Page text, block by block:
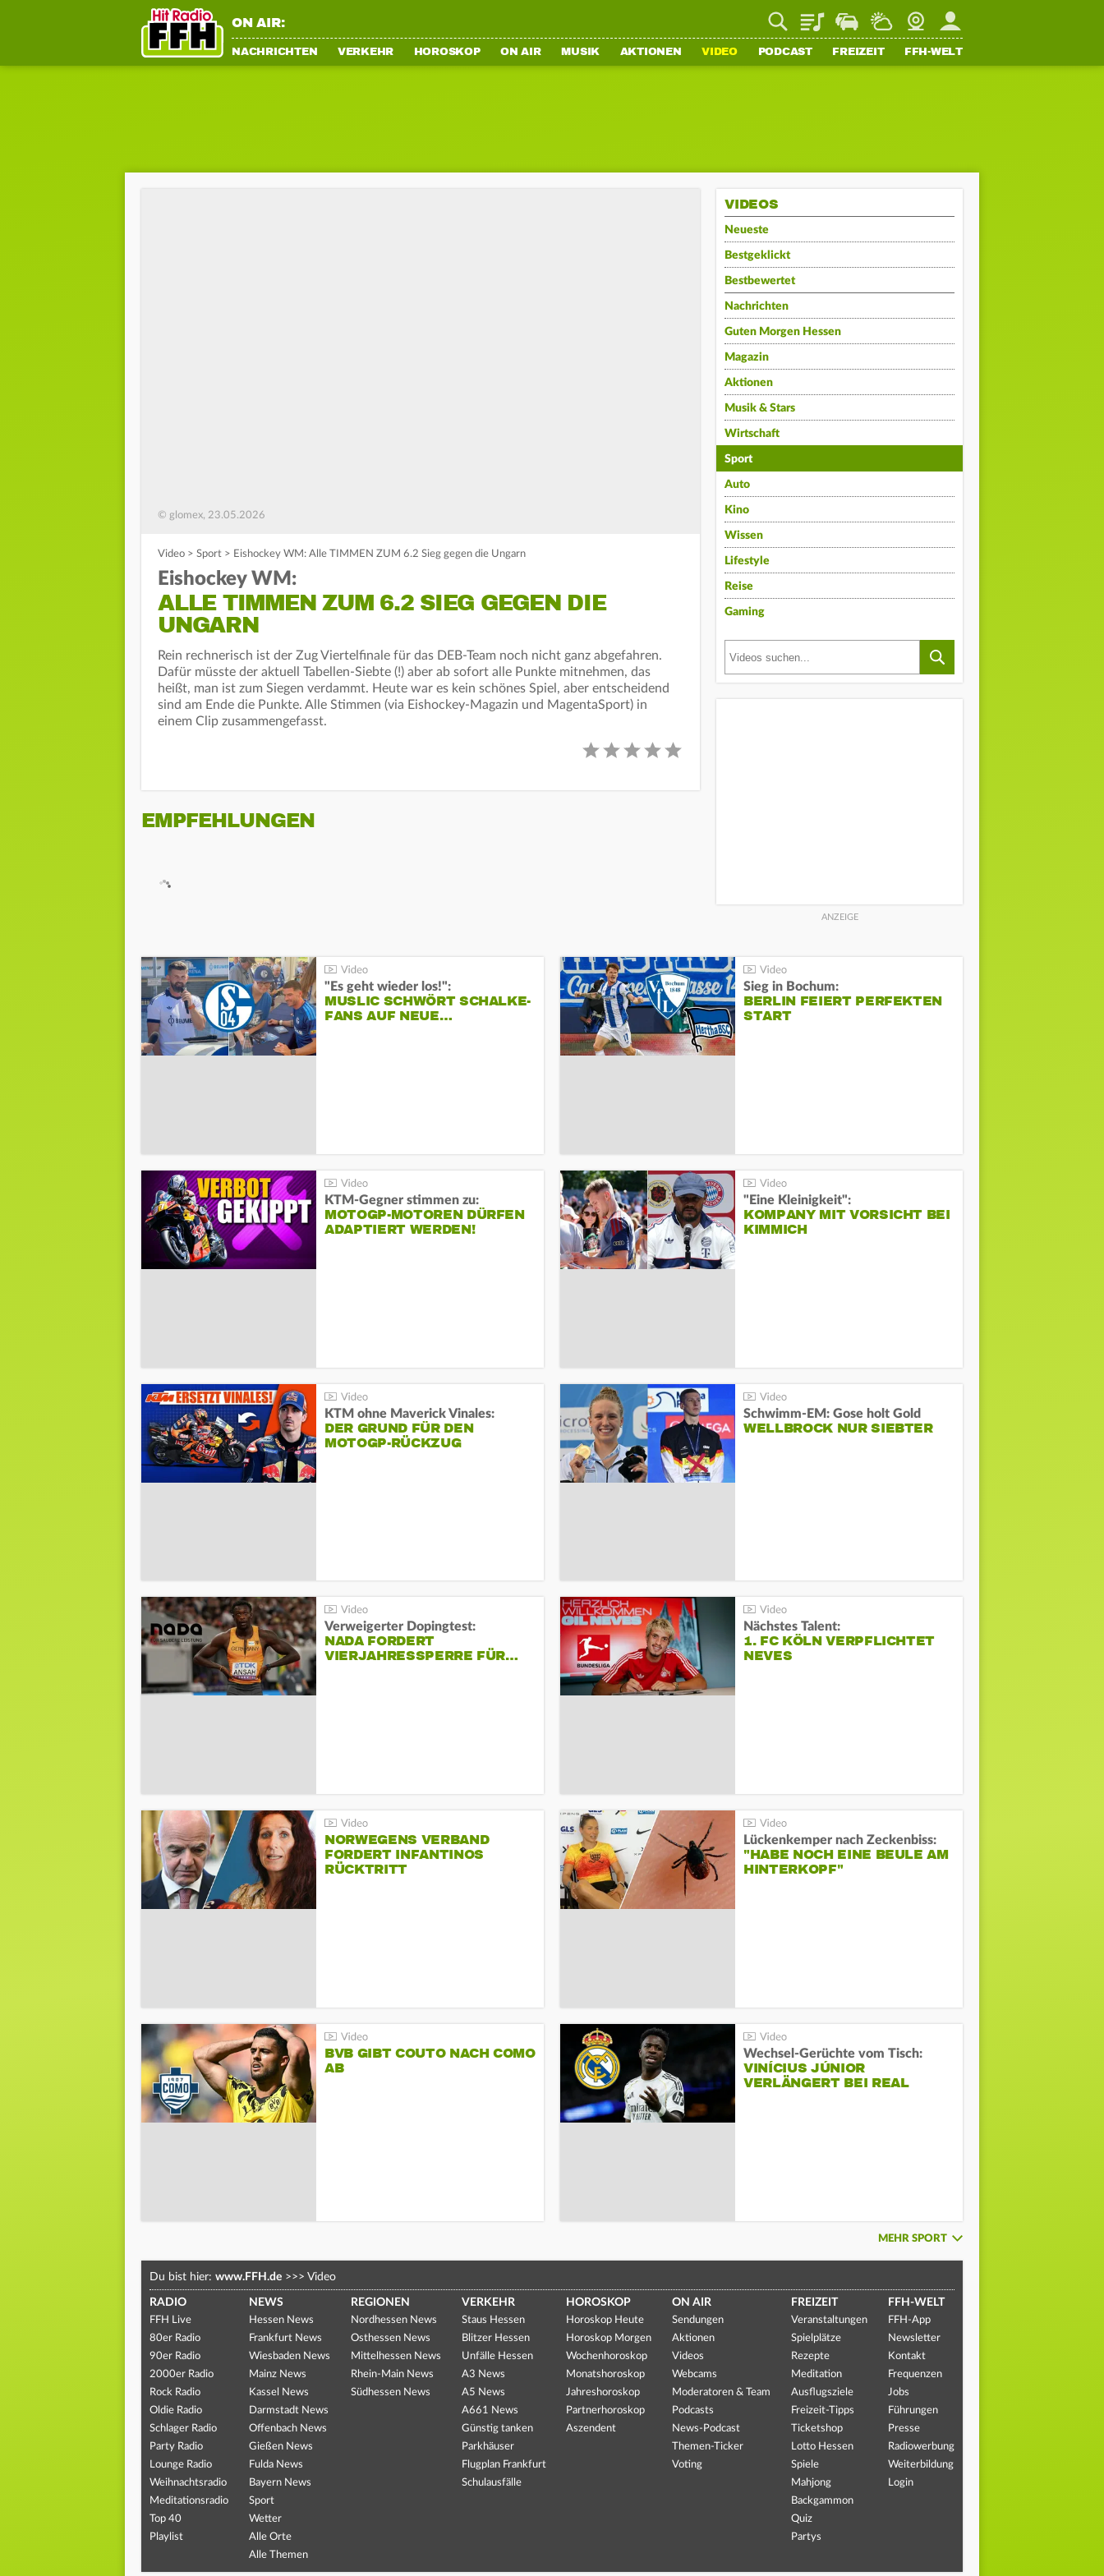
ON AIR: PlaylistStaupilotWetterWebcamMein FFH
NACHRICHTEN VERKEHR HOROSKOP ON AIR MUSIK AKTIONEN VIDEO PODCAST FREIZEIT FFH-WELT
© glomex, 23.05.2026
Video > Sport > Eishockey WM: Alle TIMMEN ZUM 6.2 Sieg gegen die Ungarn
Eishockey WM:
ALLE TIMMEN ZUM 6.2 SIEG GEGEN DIE
UNGARN
Rein rechnerisch ist der Zug Viertelfinale für das DEB-Team noch nicht ganz abgefahren.
Dafür müsste der aktuell Tabellen-Siebte (!) aber ab sofort alle Punkte mitnehmen, das
heißt, man ist zum Siegen verdammt. Heute war es kein schönes Spiel, aber entscheidend
sind am Ende die Punkte. Alle Stimmen (via Eishockey-Magazin und MagentaSport) in
einem Clip zusammengefasst.
EMPFEHLUNGEN
VIDEOS
Neueste
Bestgeklickt
Bestbewertet
Nachrichten
Guten Morgen Hessen
Magazin
Aktionen
Musik & Stars
Wirtschaft
Sport
Auto
Kino
Wissen
Lifestyle
Reise
Gaming
"Es geht wieder los!":
MUSLIC SCHWÖRT SCHALKE-
FANS AUF NEUE…
Sieg in Bochum:
BERLIN FEIERT PERFEKTEN
START
KTM-Gegner stimmen zu:
MOTOGP-MOTOREN DÜRFEN
ADAPTIERT WERDEN!
"Eine Kleinigkeit":
KOMPANY MIT VORSICHT BEI
KIMMICH
KTM ohne Maverick Vinales:
DER GRUND FÜR DEN
MOTOGP-RÜCKZUG
Schwimm-EM: Gose holt Gold
WELLBROCK NUR SIEBTER
Verweigerter Dopingtest:
NADA FORDERT
VIERJAHRESSPERRE FÜR…
Nächstes Talent:
1. FC KÖLN VERPFLICHTET
NEVES
NORWEGENS VERBAND
FORDERT INFANTINOS
RÜCKTRITT
Lückenkemper nach Zeckenbiss:
"HABE NOCH EINE BEULE AM
HINTERKOPF"
BVB GIBT COUTO NACH COMO
AB
Wechsel-Gerüchte vom Tisch:
VINÍCIUS JÚNIOR
VERLÄNGERT BEI REAL
MEHR SPORT
Du bist hier: www.FFH.de >>> Video
RADIO
FFH Live
80er Radio
90er Radio
2000er Radio
Rock Radio
Oldie Radio
Schlager Radio
Party Radio
Lounge Radio
Weihnachtsradio
Meditationsradio
Top 40
Playlist
NEWS
Hessen News
Frankfurt News
Wiesbaden News
Mainz News
Kassel News
Darmstadt News
Offenbach News
Gießen News
Fulda News
Bayern News
Sport
Wetter
Alle Orte
Alle Themen
REGIONEN
Nordhessen News
Osthessen News
Mittelhessen News
Rhein-Main News
Südhessen News
VERKEHR
Staus Hessen
Blitzer Hessen
Unfälle Hessen
A3 News
A5 News
A661 News
Günstig tanken
Parkhäuser
Flugplan Frankfurt
Schulausfälle
HOROSKOP
Horoskop Heute
Horoskop Morgen
Wochenhoroskop
Monatshoroskop
Jahreshoroskop
Partnerhoroskop
Aszendent
ON AIR
Sendungen
Aktionen
Videos
Webcams
Moderatoren & Team
Podcasts
News-Podcast
Themen-Ticker
Voting
FREIZEIT
Veranstaltungen
Spielplätze
Rezepte
Meditation
Ausflugsziele
Freizeit-Tipps
Ticketshop
Lotto Hessen
Spiele
Mahjong
Backgammon
Quiz
Partys
FFH-WELT
FFH-App
Newsletter
Kontakt
Frequenzen
Jobs
Führungen
Presse
Radiowerbung
Weiterbildung
Login